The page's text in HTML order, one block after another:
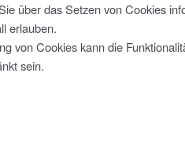
über das Setzen von Cookies
erlauben.
von Cookies kann die
sein.